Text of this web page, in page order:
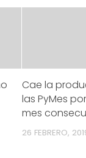
Cae la
las PyMes
mes
26 FEBRERO,